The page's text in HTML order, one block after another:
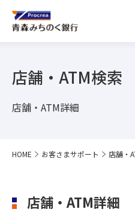
店舗・ATM検索
店舗・ATM詳細
HOME お客さまサポート 店舗・
店舗・ATM詳細